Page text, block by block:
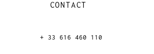
CONTACT
+ 33 616 460 110